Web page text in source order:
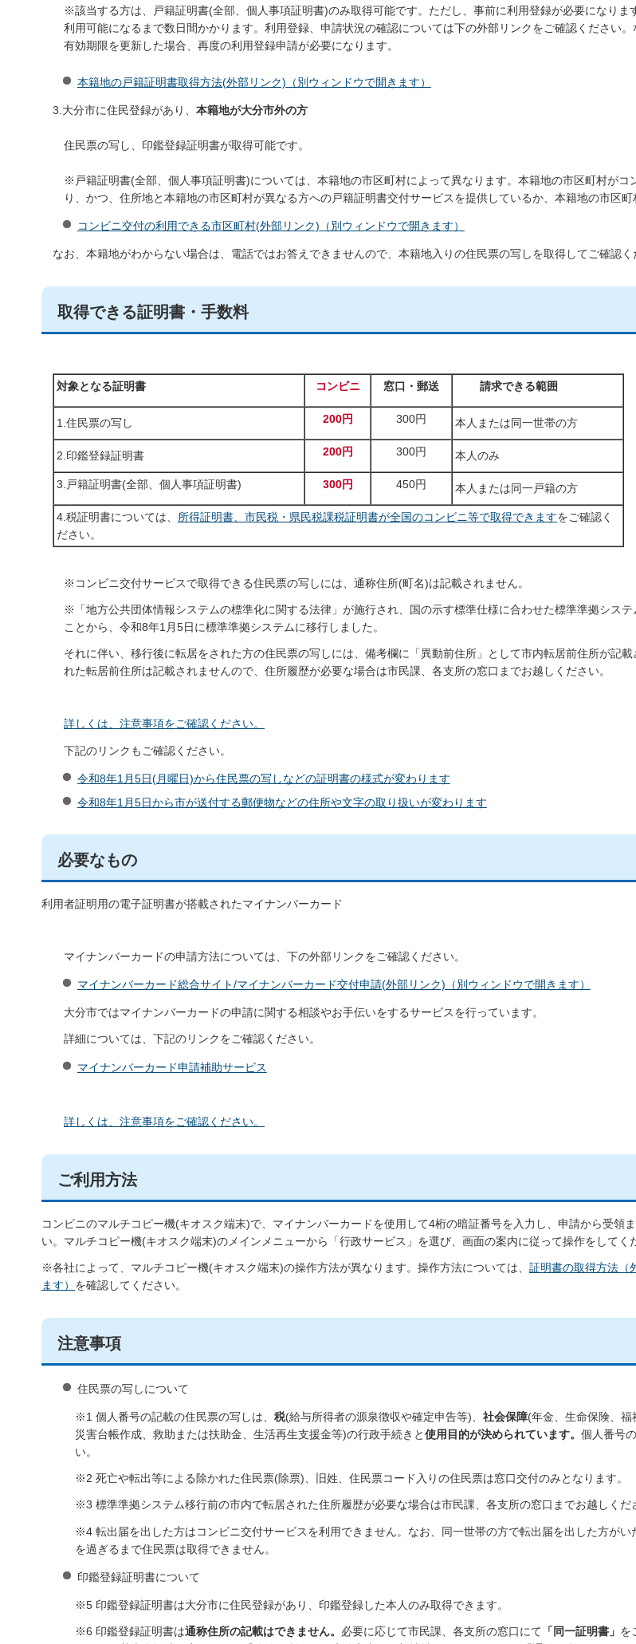
※該当する方は、戸籍証明書(全部、個人事項証明書)のみ取得可能です。ただし、事前に利用登録が必要になりま
利用可能になるまで数日間かかります。利用登録、申請状況の確認については下の外部リンクをご確認ください
有効期限を更新した場合、再度の利用登録申請が必要になります。
本籍地の戸籍証明書取得方法(外部リンク)（別ウィンドウで開きます）
3.大分市に住民登録があり、 本籍地が大分市外の方
住民票の写し、印鑑登録証明書が取得可能です。
※戸籍証明書(全部、個人事項証明書)については、本籍地の市区町村によって異なります。本籍地の市区町村がコ
り、かつ、住所地と本籍地の市区町村が異なる方への戸籍証明書交付サービスを提供しているか、本籍地の市区町
コンビニ交付の利用できる市区町村(外部リンク)（別ウィンドウで開きます）
なお、本籍地がわからない場合は、電話ではお答えできませんので、本籍地入りの住民票の写しを取得してご確認く
取得できる証明書・手数料
対象となる証明書 コンビニ 窓口・郵送 請求できる範囲
1.住民票の写し 200円 300円 本人または同一世帯の方
2.印鑑登録証明書 200円 300円 本人のみ
3.戸籍証明書(全部、個人事項証明書) 300円 450円 本人または同一戸籍の方
4.税証明書については、 所得証明書、市民税・県民税課税証明書が全国のコンビニ等で取得できますをご確認く
ださい。
※コンビニ交付サービスで取得できる住民票の写しには、通称住所(町名)は記載されません。
※「地方公共団体情報システムの標準化に関する法律」が施行され、国の示す標準仕様に合わせた標準準拠シス
ことから、令和8年1月5日に標準準拠システムに移行しました。
それに伴い、移行後に転居をされた方の住民票の写しには、備考欄に「異動前住所」として市内転居前住所が記
れた転居前住所は記載されませんので、住所履歴が必要な場合は市民課、各支所の窓口までお越しください。
詳しくは、注意事項をご確認ください。
下記のリンクもご確認ください。
令和8年1月5日(月曜日)から住民票の写しなどの証明書の様式が変わります
令和8年1月5日から市が送付する郵便物などの住所や文字の取り扱いが変わります
必要なもの
利用者証明用の電子証明書が搭載されたマイナンバーカード
マイナンバーカードの申請方法については、下の外部リンクをご確認ください。
マイナンバーカード総合サイト/マイナンバーカード交付申請(外部リンク)（別ウィンドウで開きます）
大分市ではマイナンバーカードの申請に関する相談やお手伝いをするサービスを行っています。
詳細については、下記のリンクをご確認ください。
マイナンバーカード申請補助サービス
詳しくは、注意事項をご確認ください。
ご利用方法
コンビニのマルチコピー機(キオスク端末)で、マイナンバーカードを使用して4桁の暗証番号を入力し、申請から受領
い。マルチコピー機(キオスク端末)のメインメニューから「行政サービス」を選び、画面の案内に従って操作をしてく
※各社によって、マルチコピー機(キオスク端末)の操作方法が異なります。操作方法については、 証明書の取得方法（
ます） を確認してください。
注意事項
住民票の写しについて
※1 個人番号の記載の住民票の写しは、 税(給与所得者の源泉徴収や確定申告等)、 社会保障(年金、生命保険、福
災害台帳作成、救助または扶助金、生活再生支援金等)の行政手続きと使用目的が決められています。 個人番号
い。
※2 死亡や転出等による除かれた住民票(除票)、旧姓、住民票コード入りの住民票は窓口交付のみとなります。
※3 標準準拠システム移行前の市内で転居された住所履歴が必要な場合は市民課、各支所の窓口までお越しくだ
※4 転出届を出した方はコンビニ交付サービスを利用できません。なお、同一世帯の方で転出届を出した方がい
を過ぎるまで住民票は取得できません。
印鑑登録証明書について
※5 印鑑登録証明書は大分市に住民登録があり、印鑑登録した本人のみ取得できます。
※6 印鑑登録証明書は通称住所の記載はできません。 必要に応じて市民課、各支所の窓口にて 「同一証明書」 を